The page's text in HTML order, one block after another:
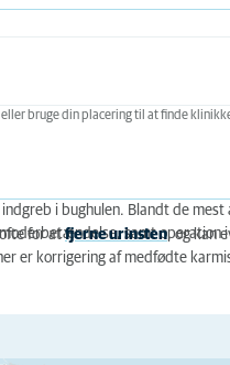
bruge din placering til at finde
i bughulen. Blandt de
samt
for atfjerne urinsten, og kan
er korrigering af medfødte